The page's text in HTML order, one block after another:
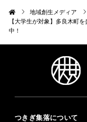
地域創生メディア
【大学生が対象】多良木町
中！
つきぎ集落について